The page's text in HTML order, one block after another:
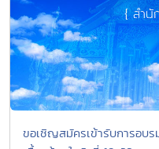
ขอเชิญสมัครเข้ารับการอบ